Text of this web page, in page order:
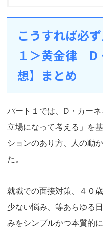
こうすれば必
１＞黄金律 D
想】まとめ
パート１では、D・カー
立場になって考える」を
ションのあり方、人の動
た。
就職での面接対策、４０
少ない悩み、等あらゆる
みをシンプルかつ本質的